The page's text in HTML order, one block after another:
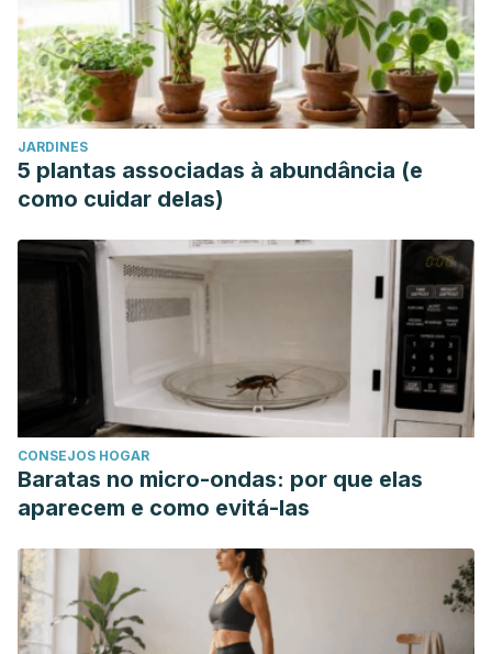
JARDINES
5 plantas associadas à abundância (e
como cuidar delas)
CONSEJOS HOGAR
Baratas no micro-ondas: por que elas
aparecem e como evitá-las